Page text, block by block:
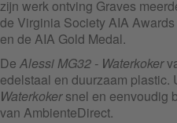
zijn werk ontving Graves
de Virginia Society AIA
en de AIA Gold Medal.
De Alessi MG32 - Waterkoker
edelstaal en duurzaam plastic.
Waterkokersnel en eenvoudig
van AmbienteDirect.